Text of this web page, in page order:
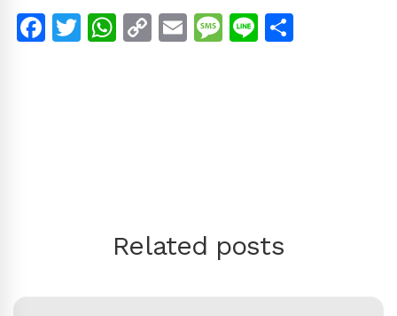
Facebook
Twitter
WhatsApp
CopyEmailMessage
Line
Related posts